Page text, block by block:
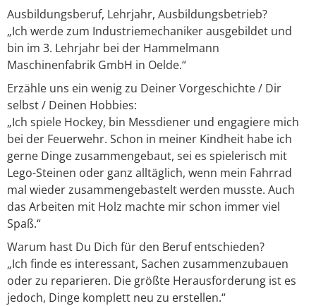
Ausbildungsberuf, Lehrjahr, Ausbildungsbetrieb?
„Ich werde zum Industriemechaniker ausgebildet und
bin im 3. Lehrjahr bei der Hammelmann
Maschinenfabrik GmbH in Oelde.“
Erzähle uns ein wenig zu Deiner Vorgeschichte / Dir
selbst / Deinen Hobbies:
„Ich spiele Hockey, bin Messdiener und engagiere mich
bei der Feuerwehr. Schon in meiner Kindheit habe ich
gerne Dinge zusammengebaut, sei es spielerisch mit
Lego-Steinen oder ganz alltäglich, wenn mein Fahrrad
mal wieder zusammengebastelt werden musste. Auch
das Arbeiten mit Holz machte mir schon immer viel
Spaß.“
Warum hast Du Dich für den Beruf entschieden?
„Ich finde es interessant, Sachen zusammenzubauen
oder zu reparieren. Die größte Herausforderung ist es
jedoch, Dinge komplett neu zu erstellen.“